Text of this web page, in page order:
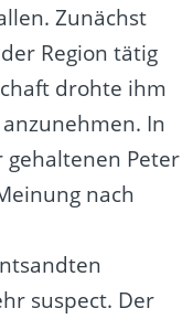
Zunächst
Region tätig
drohte ihm
In
Peter
nach
suspect. Der